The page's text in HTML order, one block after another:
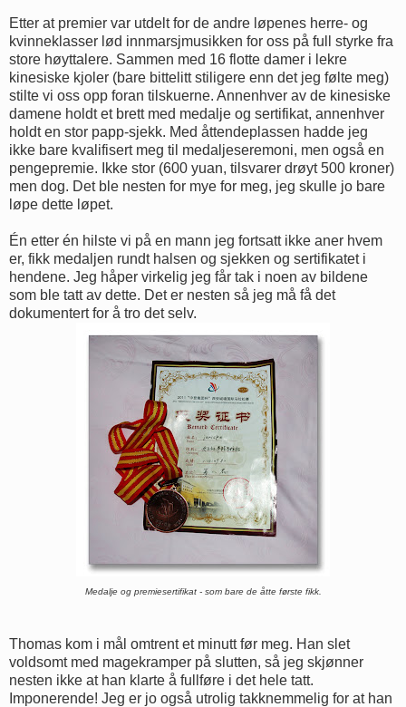
Etter at premier var utdelt for de andre løpenes herre- og
kvinneklasser lød innmarsjmusikken for oss på full styrke fra
store høyttalere. Sammen med 16 flotte damer i lekre
kinesiske kjoler (bare bittelitt stiligere enn det jeg følte meg)
stilte vi oss opp foran tilskuerne. Annenhver av de kinesiske
damene holdt et brett med medalje og sertifikat, annenhver
holdt en stor papp-sjekk. Med åttendeplassen hadde jeg
ikke bare kvalifisert meg til medaljeseremoni, men også en
pengepremie. Ikke stor (600 yuan, tilsvarer drøyt 500 kroner)
men dog. Det ble nesten for mye for meg, jeg skulle jo bare
løpe dette løpet.
Én etter én hilste vi på en mann jeg fortsatt ikke aner hvem
er, fikk medaljen rundt halsen og sjekken og sertifikatet i
hendene. Jeg håper virkelig jeg får tak i noen av bildene
som ble tatt av dette. Det er nesten så jeg må få det
dokumentert for å tro det selv.
Medalje og premiesertifikat - som bare de åtte første fikk.
Thomas kom i mål omtrent et minutt før meg. Han slet
voldsomt med magekramper på slutten, så jeg skjønner
nesten ikke at han klarte å fullføre i det hele tatt.
Imponerende! Jeg er jo også utrolig takknemmelig for at han